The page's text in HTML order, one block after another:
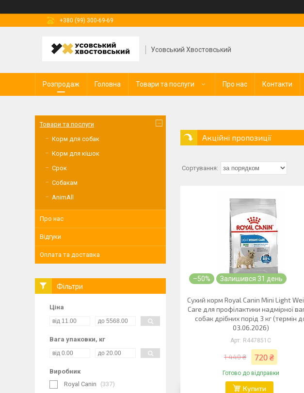
+380 (99) 300-69-69
Усовський Хвостовський
Розпродаж Головна Товари та послуги Про нас Контакти
Акційні пропозиції
–50% Залишився 31 день
Сухий корм Royal Canin Mini Light
Care для профілактики надмірної
собак дрібних порід 3 кг (термін
03.06.2026)
R447851С
1 440 ₴ 720 ₴
Готово до відправки
Купити
Товари та послуги
Корм для собак
Корм для кішок
Срок
Собакам
AnimAll
Про нас
Відгуки
Оплата та доставка
Фільтри
Ціна
Вага упаковки, кг
Виробник
Royal Canin
337